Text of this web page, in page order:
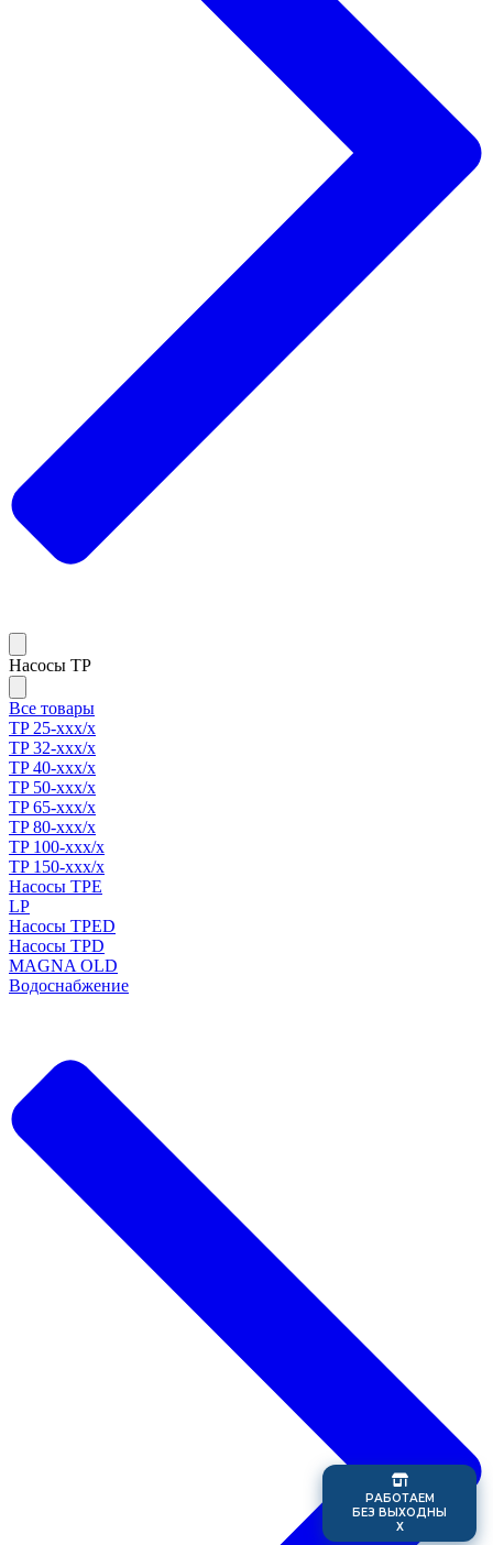
Насосы TP
Все товары
TP 25-xxx/x
TP 32-xxx/x
TP 40-xxx/x
TP 50-xxx/x
TP 65-xxx/x
TP 80-xxx/x
TP 100-xxx/x
TP 150-xxx/x
Насосы TPE
LP
Насосы TPED
Насосы TPD
MAGNA OLD
Водоснабжение
РАБОТАЕМ
БЕЗ ВЫХОДНЫ
Х